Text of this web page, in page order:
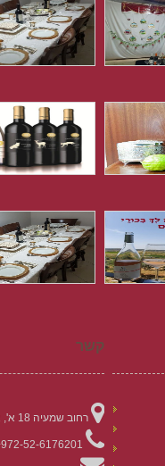
קשר
רחוב שמעיה 18 א', אלעד
972-52-6176201+